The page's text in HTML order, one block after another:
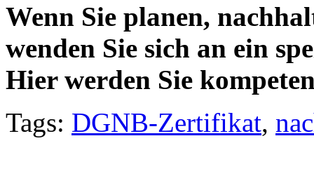
Wenn Sie planen,
wenden Sie sich an ein
Hier werden Sie
Tags: DGNB-Zertifikat,